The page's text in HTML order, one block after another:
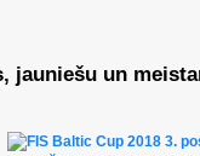
jauniešu un